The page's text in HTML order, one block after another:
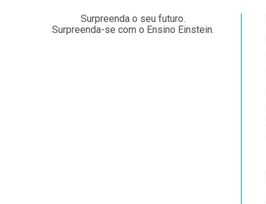
Surpreenda o seu futuro.
Surpreenda-se com o Ensino Einstein.